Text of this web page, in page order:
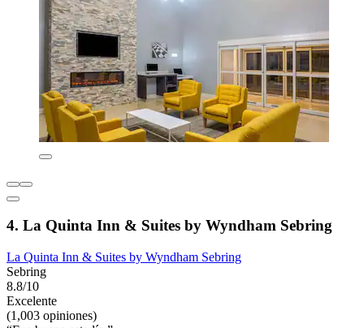
4. La Quinta Inn & Suites by Wyndham Sebring
La Quinta Inn & Suites by Wyndham Sebring
Sebring
8.8/10
Excelente
(1,003 opiniones)